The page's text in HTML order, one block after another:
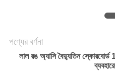
পণ্যের বর্ণনা
লাল রঙ অ্যাসি বৈদ্যুতিন স্কোরবোর্ড